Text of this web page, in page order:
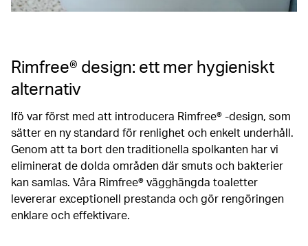
Rimfree® design: ett mer hygieniskt
alternativ
Ifö var först med att introducera Rimfree® -design, som
sätter en ny standard för renlighet och enkelt underhåll.
Genom att ta bort den traditionella spolkanten har vi
eliminerat de dolda områden där smuts och bakterier
kan samlas. Våra Rimfree® vägghängda toaletter
levererar exceptionell prestanda och gör rengöringen
enklare och effektivare.